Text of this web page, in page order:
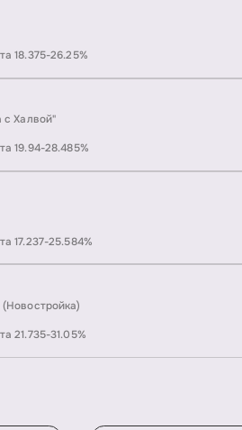
18.375-26.25%
с Халвой"
19.94-28.485%
17.237-25.584%
21.735-31.05%